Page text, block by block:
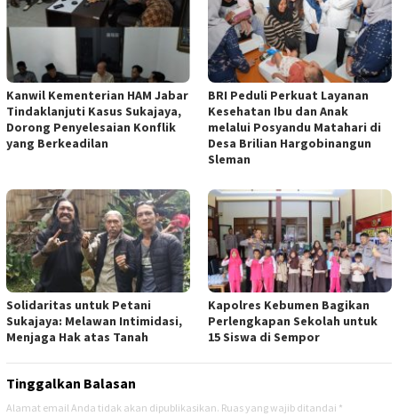
Kanwil Kementerian HAM Jabar
Tindaklanjuti Kasus Sukajaya,
Dorong Penyelesaian Konflik
yang Berkeadilan
BRI Peduli Perkuat Layanan
Kesehatan Ibu dan Anak
melalui Posyandu Matahari di
Desa Brilian Hargobinangun
Sleman
Solidaritas untuk Petani
Sukajaya: Melawan Intimidasi,
Menjaga Hak atas Tanah
Kapolres Kebumen Bagikan
Perlengkapan Sekolah untuk
15 Siswa di Sempor
Tinggalkan Balasan
Alamat email Anda tidak akan dipublikasikan. Ruas yang wajib ditandai *